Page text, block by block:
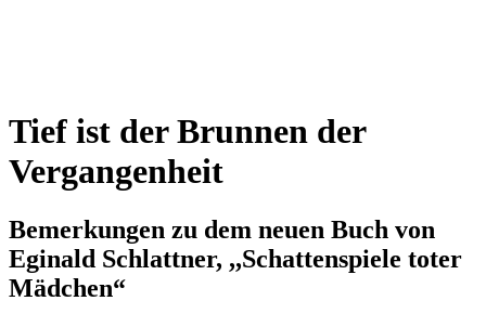
Tief ist der Brunnen der
Vergangenheit
Bemerkungen zu dem neuen Buch von
Eginald Schlattner, ,,Schattenspiele toter
Mädchen“